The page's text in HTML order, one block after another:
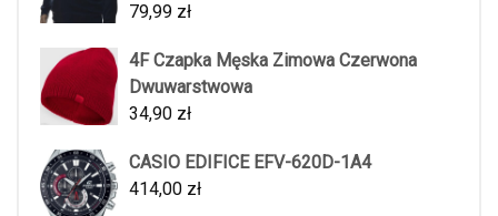
79,99 zł
4F Czapka Męska Zimowa Czerwona
Dwuwarstwowa
34,90 zł
CASIO EDIFICE EFV-620D-1A4
414,00 zł